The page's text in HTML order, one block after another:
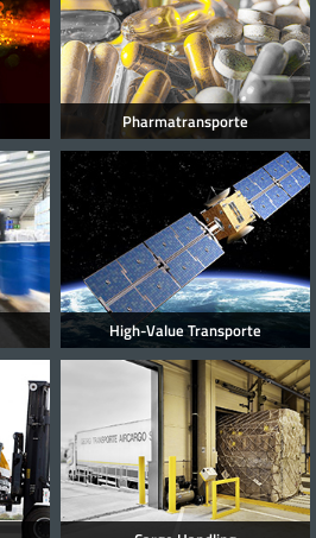
Pharmatransporte
High-Value Transporte